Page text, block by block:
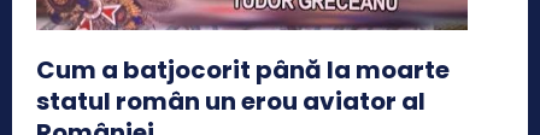
Cum a batjocorit până la moarte
statul român un erou aviator al